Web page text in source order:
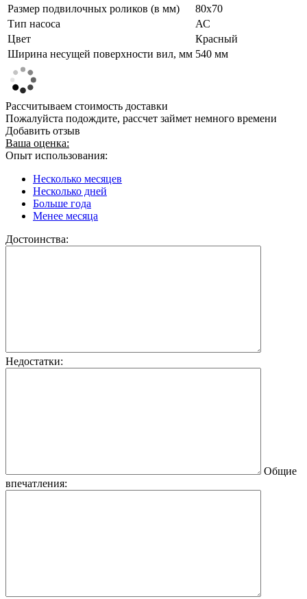
Размер подвилочных роликов (в мм)
80х70
Тип насоса
АС
Цвет
Красный
Ширина несущей поверхности вил, мм 540 мм
Рассчитываем стоимость доставки
Пожалуйста подождите, рассчет займет немного времени
Добавить отзыв
Ваша оценка:
Опыт использования:
Несколько месяцев
Несколько дней
Больше года
Менее месяца
Достоинства:
Недостатки:
Общие
впечатления: